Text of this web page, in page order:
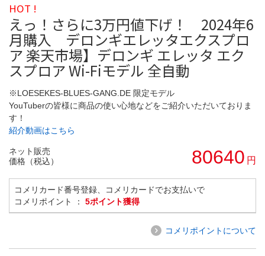
HOT !
えっ！さらに3万円値下げ！ 2024年6
月購入 デロンギエレッタエクスプロ
ア 楽天市場】デロンギ エレッタ エク
スプロア Wi-Fiモデル 全自動
※LOESEKES-BLUES-GANG.DE 限定モデル
YouTuberの皆様に商品の使い心地などをご紹介いただいておりま
す！
紹介動画はこちら
ネット販売
価格（税込）
80640 円
コメリカード番号登録、コメリカードでお支払いで
コメリポイント ： 5ポイント獲得
コメリポイントについて